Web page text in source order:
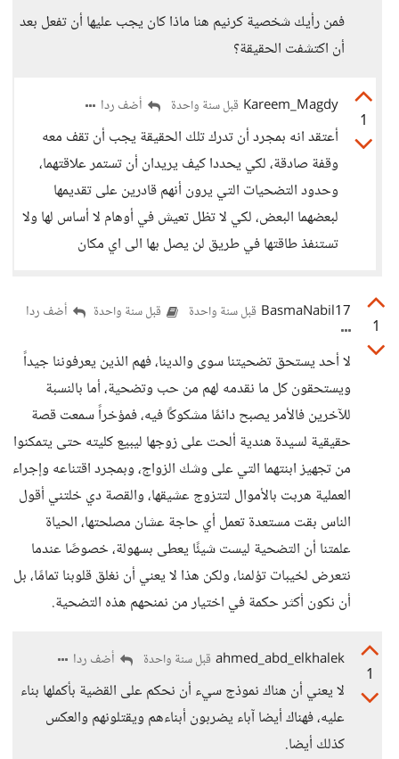
فمن رأيك شخصية كرنيم هنا ماذا كان يجب عليها أن تفعل بعد
أن اكتشفت الحقيقة؟
1
Kareem_Magdy قبل سنة واحدة أضف ردا
أعتقد انه بمجرد أن تدرك تلك الحقيقة يجب أن تقف معه
وقفة صادقة، لكي يحددا كيف يريدان أن تستمر علاقتهما،
وحدود التضحيات التي يرون أنهم قادرين على تقديمها
لبعضهما البعض، لكي لا تظل تعيش في أوهام لا أساس لها ولا
تستنفذ طاقتها في طريق لن يصل بها الى اي مكان
1
BasmaNabil17 قبل سنة واحدة قبل سنة واحدة أضف ردا
لا أحد يستحق تضحيتنا سوى والدينا، فهم الذين يعرفوننا جيداً
ويستحقون كل ما نقدمه لهم من حب وتضحية، أما بالنسبة
للآخرين فالأمر يصبح دائمًا مشكوكًا فيه، فمؤخراً سمعت قصة
حقيقية لسيدة هندية ألحت على زوجها ليبيع كليته حتى يتمكنوا
من تجهيز ابنتهما التي على وشك الزواج، وبمجرد اقتناعه وإجراء
العملية هربت بالأموال لتتزوج عشيقها، والقصة دي خلتني أقول
الناس بقت مستعدة تعمل أي حاجة عشان مصلحتها، الحياة
علمتنا أن التضحية ليست شيئًا يعطى بسهولة، خصوصًا عندما
نتعرض لخيبات تؤلمنا، ولكن هذا لا يعني أن نغلق قلوبنا تمامًا، بل
أن نكون أكثر حكمة في اختيار من نمنحهم هذه التضحية.
1
ahmed_abd_elkhalek قبل سنة واحدة أضف ردا
لا يعني أن هناك نموذج سيء أن نحكم على القضية بأكملها بناء
عليه، فهناك أيضا آباء يضربون أبناءهم ويقتلونهم والعكس
كذلك أيضا.